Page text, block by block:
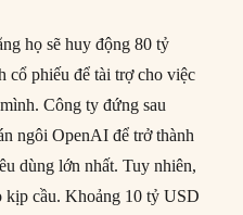
họ sẽ huy động 80 tỷ
cổ phiếu để tài trợ cho việc
Công ty đứng sau
ngôi OpenAI để trở thành
dùng lớn nhất. Tuy nhiên,
kịp cầu. Khoảng 10 tỷ USD